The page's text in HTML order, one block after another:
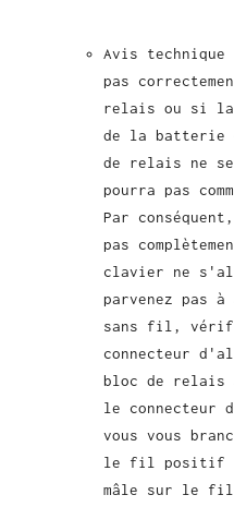
Avis
pas
relais ou si la
de la batterie
de relais ne
pourra pas
Par
pas
clavier ne
parvenez pas
sans fil,
connecteur
bloc de relais
le connecteur
vous vous
le fil positif
mâle sur le